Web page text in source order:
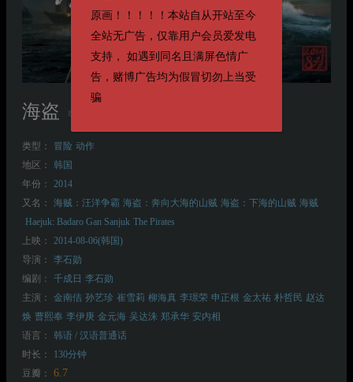
原画！！！！！本站自从开站至今
全站无广告，仅靠用户会员爱发电
支持， 如遇到同名且满屏色情广
告，赌博广告均为假冒切勿上当受
骗
海盗 해적 : 바다로 간 산적
类型： 冒险 动作
地区：
韩国
年份：
2014
又名：
海贼：汪洋争霸 海盗：奔向大海的山贼 海盗：下海的山贼 海贼
Haejuk: Badaro Gan Sanjuk The Pirates
上映：
2014-08-06(韩国)
导演：
李石勋
编剧：
千成日 李石勋
主演：
金南佶 孙艺珍 崔雪莉 柳海真 李璟荣 申正根 金太祐 朴哲民 赵达
焕 曹熙奉 李伊庚 金元海 吴达洙 郑承华 安内相
语言：
韩语 / 汉语普通话
时长：
130分钟
豆瓣：
6.7